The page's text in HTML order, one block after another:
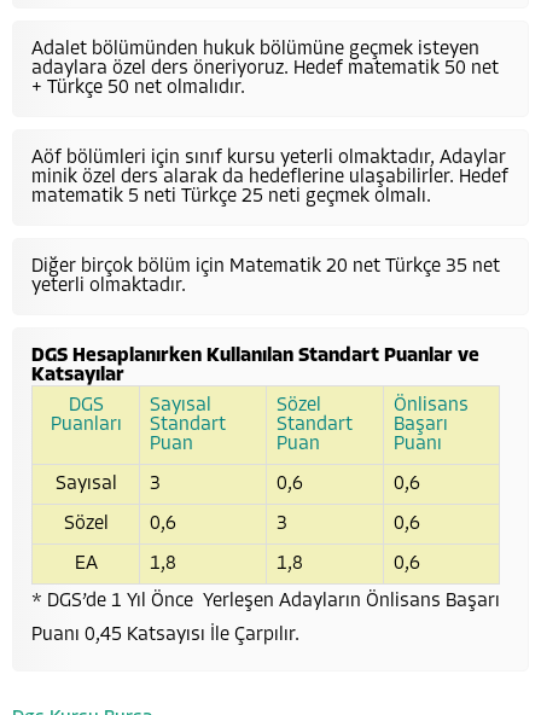
Adalet bölümünden hukuk bölümüne geçmek isteyen
adaylara özel ders öneriyoruz. Hedef matematik 50 net
+ Türkçe 50 net olmalıdır.
Aöf bölümleri için sınıf kursu yeterli olmaktadır, Adaylar
minik özel ders alarak da hedeflerine ulaşabilirler. Hedef
matematik 5 neti Türkçe 25 neti geçmek olmalı.
Diğer birçok bölüm için Matematik 20 net Türkçe 35 net
yeterli olmaktadır.
DGS Hesaplanırken Kullanılan Standart Puanlar ve
Katsayılar
DGS
Puanları
Sayısal
Standart
Puan
Sözel
Standart
Puan
Önlisans
Başarı
Puanı
Sayısal 3 0,6 0,6
Sözel 0,6 3 0,6
EA 1,8 1,8
0,6
* DGS’de 1 Yıl Önce Yerleşen Adayların Önlisans Başarı
Puanı 0,45 Katsayısı İle Çarpılır.